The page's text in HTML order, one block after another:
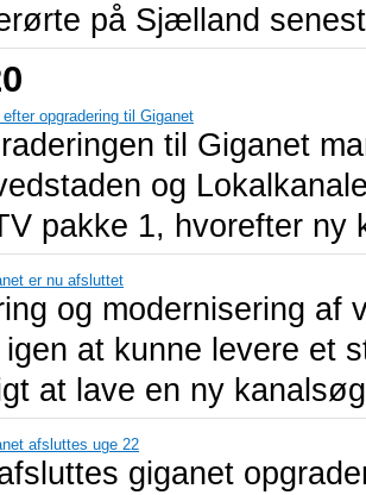
på Sjælland
opgradering til Giganet
til Giganet
og
pakke 1, hvorefter ny
er nu afsluttet
og modernisering af
at kunne levere et
at lave en ny
afsluttes uge 22
giganet